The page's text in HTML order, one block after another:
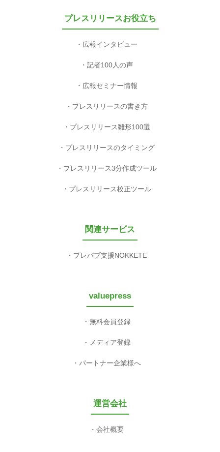
プレスリリースお役立ち
広報インタビュー
記者100人の声
広報セミナー情報
プレスリリースの書き方
プレスリリース雛形100選
プレスリリースのタイミング
プレスリリース3分作成ツール
プレスリリース校正ツール
関連サービス
プレパブ支援NOKKETE
valuepress
無料会員登録
メディア登録
パートナー企業様へ
運営会社
会社概要